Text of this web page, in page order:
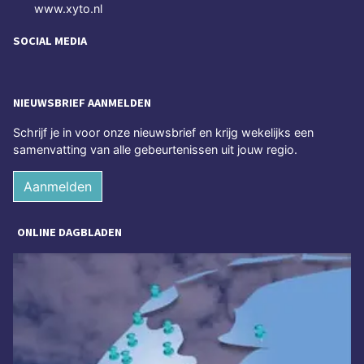
www.xyto.nl
SOCIAL MEDIA
NIEUWSBRIEF AANMELDEN
Schrijf je in voor onze nieuwsbrief en krijg wekelijks een
samenvatting van alle gebeurtenissen uit jouw regio.
Aanmelden
ONLINE DAGBLADEN